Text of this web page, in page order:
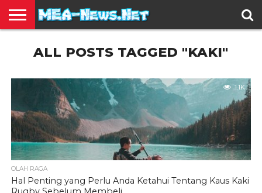
TERBARU
EDUKASI
HIBURAN
INSPIRASI
KESEHATAN
KULINER
OLAH
RAGA
OTOMOTIF
TRAVEL
JUAL
BELIALL POSTS TAGGED "KAKI"
1.1K
OLAH RAGA
Hal Penting yang Perlu Anda Ketahui Tentang Kaus Kaki